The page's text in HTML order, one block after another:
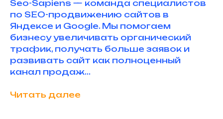
Seo-Sapiens — команда специалистов
по SEO-продвижению сайтов в
Яндексе и Google. Мы помогаем
бизнесу увеличивать органический
трафик, получать больше заявок и
развивать сайт как полноценный
канал продаж...
Читать далее